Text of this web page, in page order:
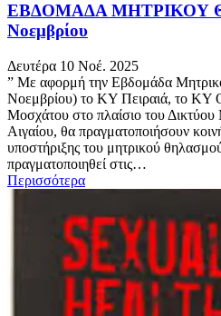
ΕΒΔΟΜΑΔΑ ΜΗΤΡΙΚΟΥ
Nοεμβρίου
Δευτέρα 10 Νοέ. 2025
” Με αφορμή την Εβδομάδα
Νοεμβρίου) το ΚΥ Πειραιά, το ΚΥ
Μοσχάτου στο πλαίσιο του
Αιγαίου, θα πραγματοποιήσουν
υποστήριξης του μητρικού
πραγματοποιηθεί στις…
Περισσότερα